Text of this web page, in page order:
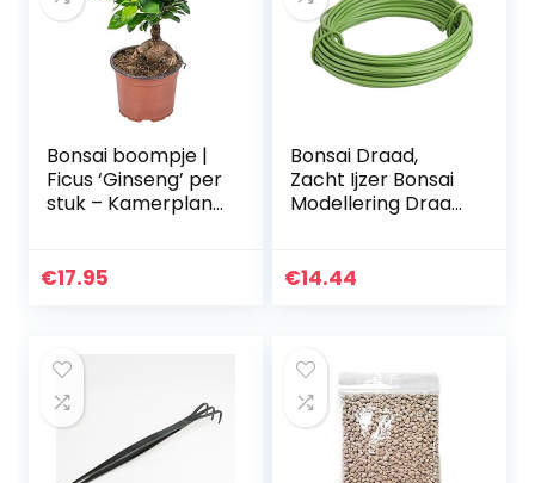
Bonsai boompje |
Ficus ‘Ginseng’ per
stuk – Kamerplant
€17.95
Bonsai Draad,
Zacht Ijzer Bonsai
Modellering Draad
voor Kralen voor
€14.44